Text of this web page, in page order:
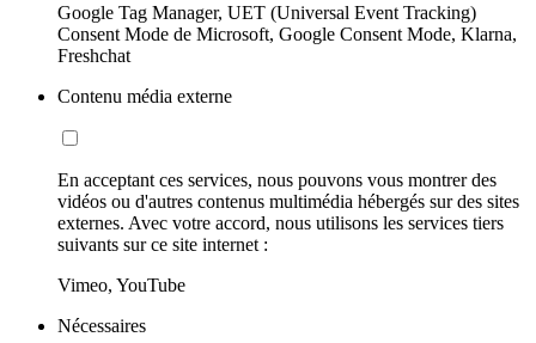
Google Tag Manager, UET (Universal Event Tracking)
Consent Mode de Microsoft, Google Consent Mode, Klarna,
Freshchat
Contenu média externe
En acceptant ces services, nous pouvons vous montrer des
vidéos ou d'autres contenus multimédia hébergés sur des sites
externes. Avec votre accord, nous utilisons les services tiers
suivants sur ce site internet :
Vimeo, YouTube
Nécessaires